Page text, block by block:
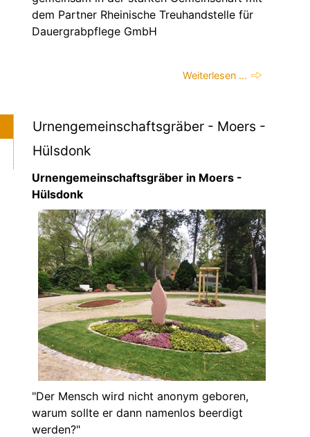
dem Partner Rheinische Treuhandstelle für
Dauergrabpflege GmbH
Weiterlesen …
Urnengemeinschaftsgräber - Moers -
Hülsdonk
Urnengemeinschaftsgräber in Moers -
Hülsdonk
"Der Mensch wird nicht anonym geboren,
warum sollte er dann namenlos beerdigt
werden?"